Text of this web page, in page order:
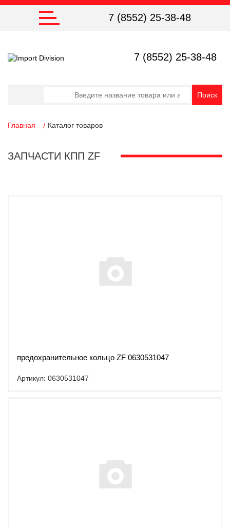
7 (8552) 25-38-48
7 (8552) 25-38-48
Главная Каталог товаров
ЗАПЧАСТИ КПП ZF
предохранительное кольцо ZF 0630531047
Артикул: 0630531047